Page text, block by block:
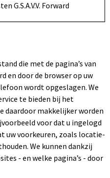
G.S.A.V.V. Forward
die met de pagina’s van
en door de browser op uw
wordt opgeslagen. We
te bieden bij het
daardoor makkelijker worden
voor dat u ingelogd
uw voorkeuren, zoals locatie-
We kunnen dankzij
- en welke pagina’s - door